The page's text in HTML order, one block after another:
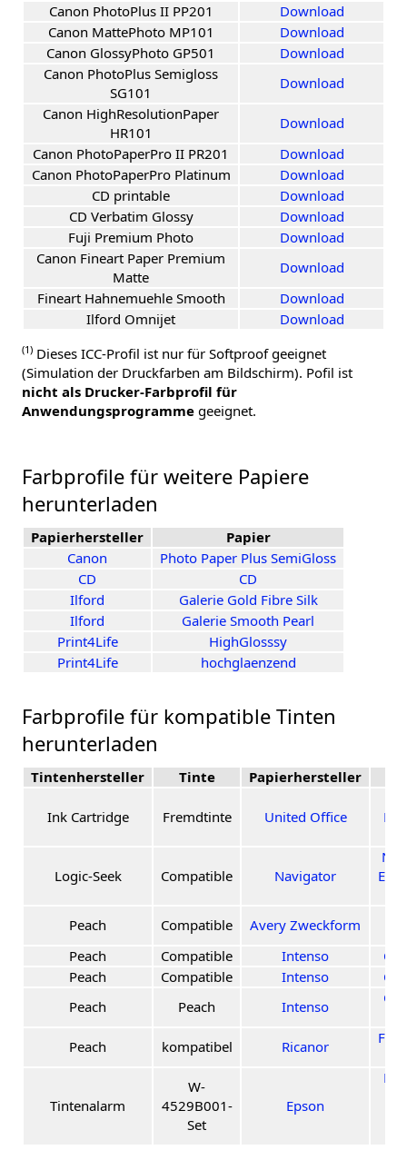
Canon PhotoPlus II PP201
Download
Canon MattePhoto MP101
Download
Canon GlossyPhoto GP501
Download
Canon PhotoPlus Semigloss
SG101
Download
Canon HighResolutionPaper
HR101
Download
Canon PhotoPaperPro II PR201
Download
Canon PhotoPaperPro Platinum
Download
CD printable
Download
CD Verbatim Glossy
Download
Fuji Premium Photo
Download
Canon Fineart Paper Premium
Matte
Download
Fineart Hahnemuehle Smooth
Download
Ilford Omnijet
Download
(1) Dieses ICC-Profil ist nur für Softproof geeignet
(Simulation der Druckfarben am Bildschirm). Pofil ist
nicht als Drucker-Farbprofil für
Anwendungsprogramme geeignet.
Farbprofile für weitere Papiere
herunterladen
Papierhersteller
Papier
Canon
Photo Paper Plus SemiGloss
CD
CD
Ilford
Galerie Gold Fibre Silk
Ilford
Galerie Smooth Pearl
Print4Life
HighGlosssy
Print4Life
hochglaenzend
Farbprofile für kompatible Tinten
herunterladen
Tintenhersteller Tinte Papierhersteller
Ink Cartridge Fremdtinte United Office
Logic-Seek Compatible Navigator
Peach
Compatible Avery Zweckform
Peach
Compatible Intenso
CD
Peach
Compatible Intenso
CD
Peach
Peach Intenso
CD
Peach
kompatibel Ricanor
Tintenalarm
W-
4529B001-
Set
Epson